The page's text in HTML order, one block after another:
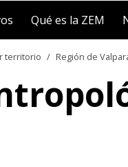
Qué es la ZEM
territorio Región de